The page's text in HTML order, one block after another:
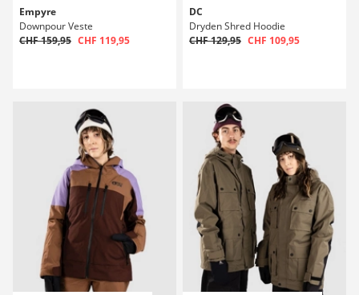
Empyre
Downpour Veste
CHF 159,95 CHF 119,95
DC
Dryden Shred Hoodie
CHF 129,95 CHF 109,95